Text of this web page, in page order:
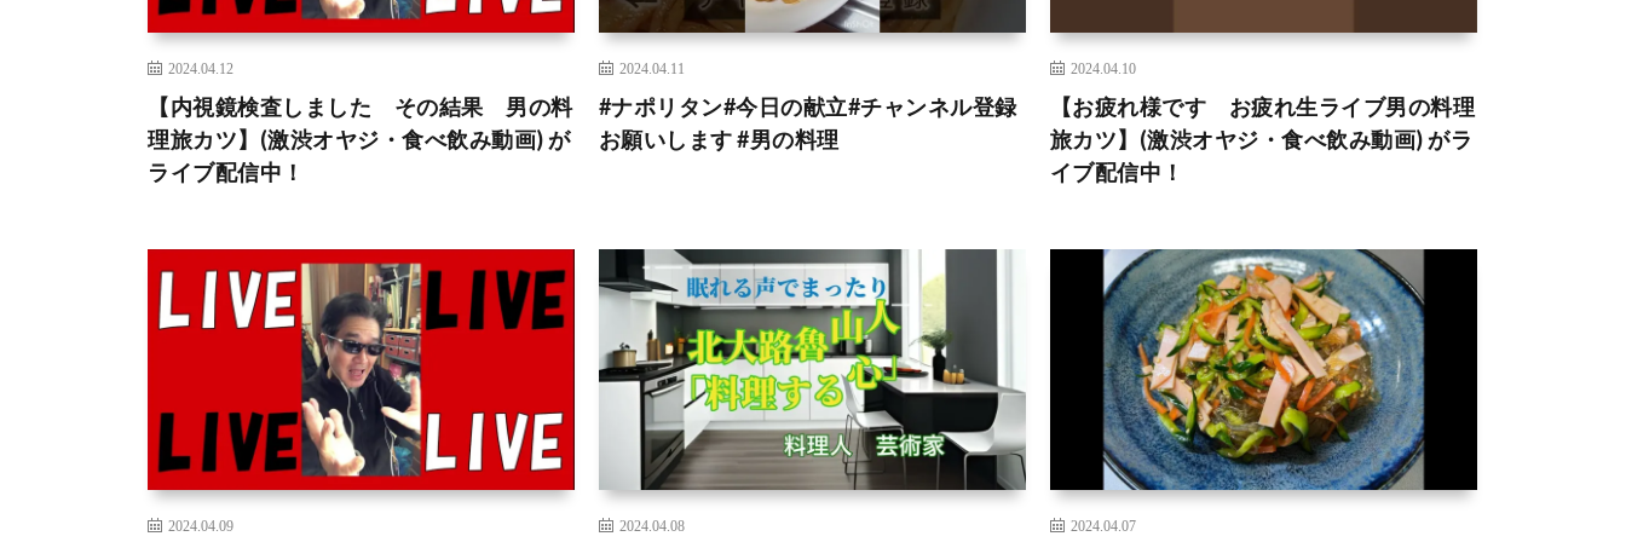
2024.04.12
【内視鏡検査しました その結果 男の料
理旅カツ】(激渋オヤジ・食べ飲み動画) が
ライブ配信中！
2024.04.11
#ナポリタン#今日の献立#チャンネル登録
お願いします #男の料理
2024.04.10
【お疲れ様です お疲れ生ライブ男の料理
旅カツ】(激渋オヤジ・食べ飲み動画) がラ
イブ配信中！
2024.04.09 2024.04.08 2024.04.07